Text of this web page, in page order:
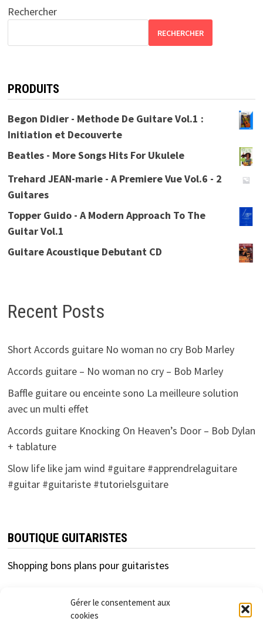
Gérer le consentement aux
cookies
Rechercher
RECHERCHER
PRODUITS
Begon Didier - Methode De Guitare Vol.1 :
Initiation et Decouverte
Beatles - More Songs Hits For Ukulele
Trehard JEAN-marie - A Premiere Vue Vol.6 - 2
Guitares
Topper Guido - A Modern Approach To The
Guitar Vol.1
Guitare Acoustique Debutant CD
Recent Posts
Short Accords guitare No woman no cry Bob Marley
Accords guitare – No woman no cry – Bob Marley
Baffle guitare ou enceinte sono La meilleure solution
avec un multi effet
Accords guitare Knocking On Heaven’s Door – Bob Dylan
+ tablature
Slow life like jam wind #guitare #apprendrelaguitare
#guitar #guitariste #tutorielsguitare
BOUTIQUE GUITARISTES
Shopping bons plans pour guitaristes